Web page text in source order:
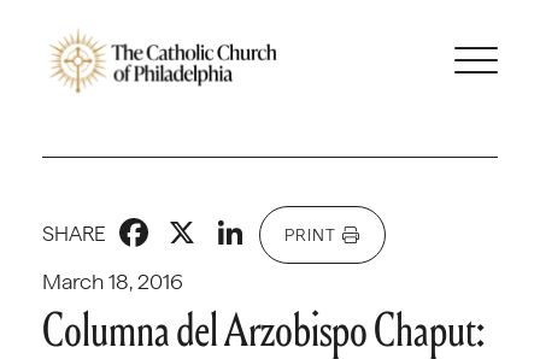
March 18, 2016
SHARE Facebook
X LinkedIn
PRINT
Columna del Arzobispo Chaput: